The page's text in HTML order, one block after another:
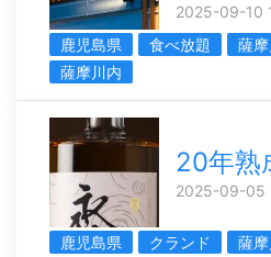
2025-09-10
鹿児島県
食べ放題 薩
薩摩川内
20年熟
2025-09-05
鹿児島県 クランド 薩